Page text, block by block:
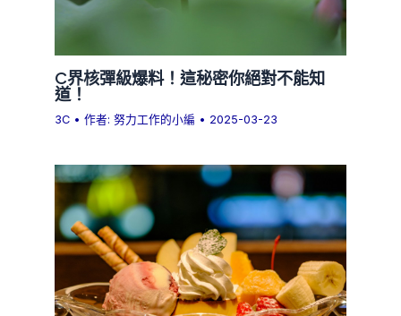
C界核彈級爆料！這秘密你絕對不能知
道！
3C • 作者:努力工作的小編 • 2025-03-23